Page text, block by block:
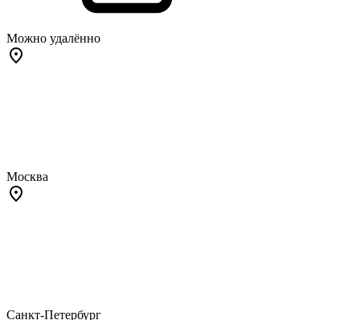
Можно удалённо
Москва
Санкт-Петербург